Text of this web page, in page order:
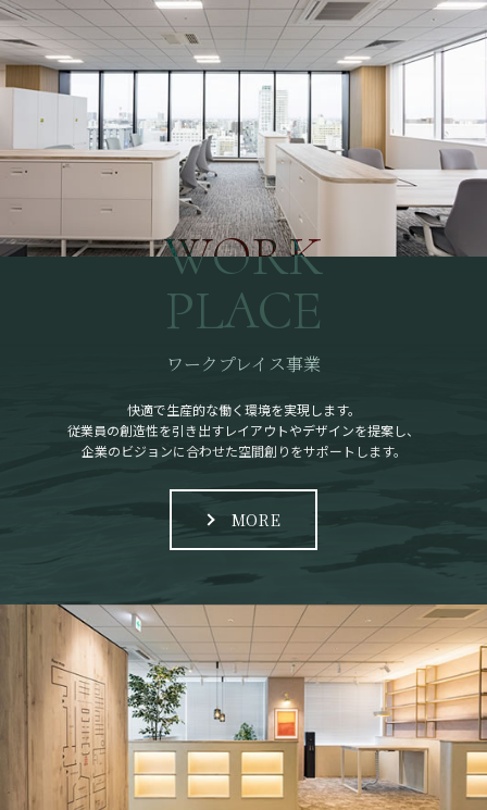
WORK
PLACE
ワークプレイス事業
快適で生産的な働く環境を実現します。
従業員の創造性を引き出すレイアウトやデザインを提案し、
企業のビジョンに合わせた空間創りをサポートします。
MORE